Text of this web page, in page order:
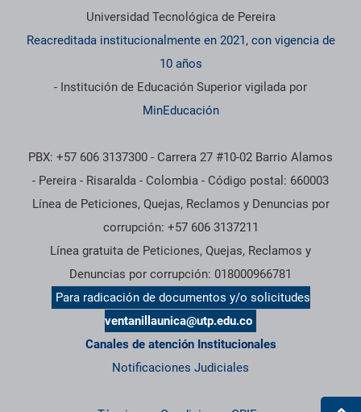
Universidad Tecnológica de Pereira
Reacreditada institucionalmente en 2021, con vigencia de
10 años
- Institución de Educación Superior vigilada por
MinEducación
PBX: +57 606 3137300 - Carrera 27 #10-02 Barrio Alamos
- Pereira - Risaralda - Colombia - Código postal: 660003
Línea de Peticiones, Quejas, Reclamos y Denuncias por
corrupción: +57 606 3137211
Línea gratuita de Peticiones, Quejas, Reclamos y
Denuncias por corrupción: 018000966781
Para radicación de documentos y/o solicitudes
ventanillaunica@utp.edu.co
Canales de atención Institucionales
Notificaciones Judiciales